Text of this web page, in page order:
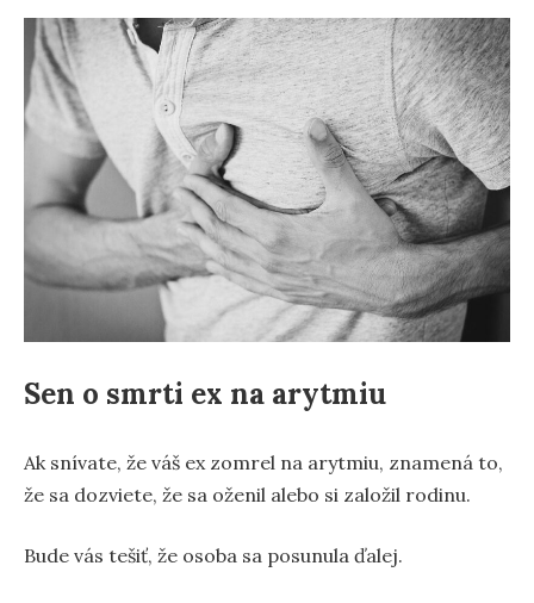
Sen o smrti ex na arytmiu
Ak snívate, že váš ex zomrel na arytmiu, znamená to,
že sa dozviete, že sa oženil alebo si založil rodinu.
Bude vás tešiť, že osoba sa posunula ďalej.